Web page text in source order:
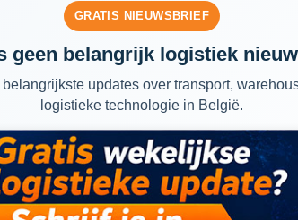
GRATIS NIEUWSBRIEF
geen belangrijk logistiek
updates over transport,
logistieke technologie in België.